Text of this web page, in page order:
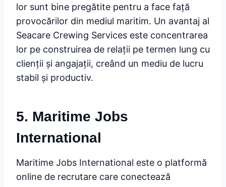
lor sunt bine pregătite pentru a face față
provocărilor din mediul maritim. Un avantaj al
Seacare Crewing Services este concentrarea
lor pe construirea de relații pe termen lung cu
clienții și angajații, creând un mediu de lucru
stabil și productiv.
5. Maritime Jobs
International
Maritime Jobs International este o platformă
online de recrutare care conectează